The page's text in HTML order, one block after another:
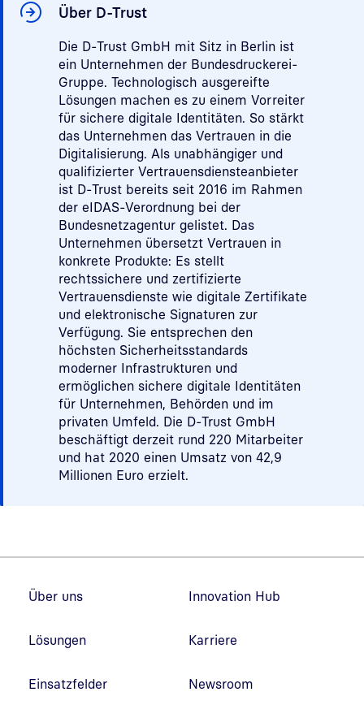
Über D-Trust
Die D-Trust GmbH mit Sitz in Berlin ist
ein Unternehmen der Bundesdruckerei-
Gruppe. Technologisch ausgereifte
Lösungen machen es zu einem Vorreiter
für sichere digitale Identitäten. So stärkt
das Unternehmen das Vertrauen in die
Digitalisierung. Als unabhängiger und
qualifizierter Vertrauensdiensteanbieter
ist D-Trust bereits seit 2016 im Rahmen
der eIDAS-Verordnung bei der
Bundesnetzagentur gelistet. Das
Unternehmen übersetzt Vertrauen in
konkrete Produkte: Es stellt
rechtssichere und zertifizierte
Vertrauensdienste wie digitale Zertifikate
und elektronische Signaturen zur
Verfügung. Sie entsprechen den
höchsten Sicherheitsstandards
moderner Infrastrukturen und
ermöglichen sichere digitale Identitäten
für Unternehmen, Behörden und im
privaten Umfeld. Die D-Trust GmbH
beschäftigt derzeit rund 220 Mitarbeiter
und hat 2020 einen Umsatz von 42,9
Millionen Euro erzielt.
Über uns
Lösungen
Einsatzfelder
Innovation Hub
Karriere
Newsroom